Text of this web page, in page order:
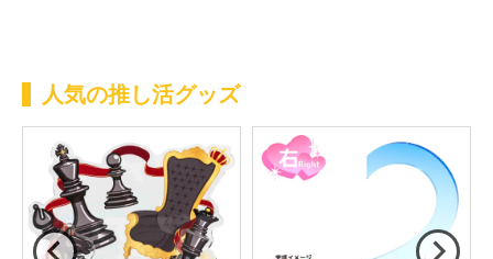
人気の推し活グッズ